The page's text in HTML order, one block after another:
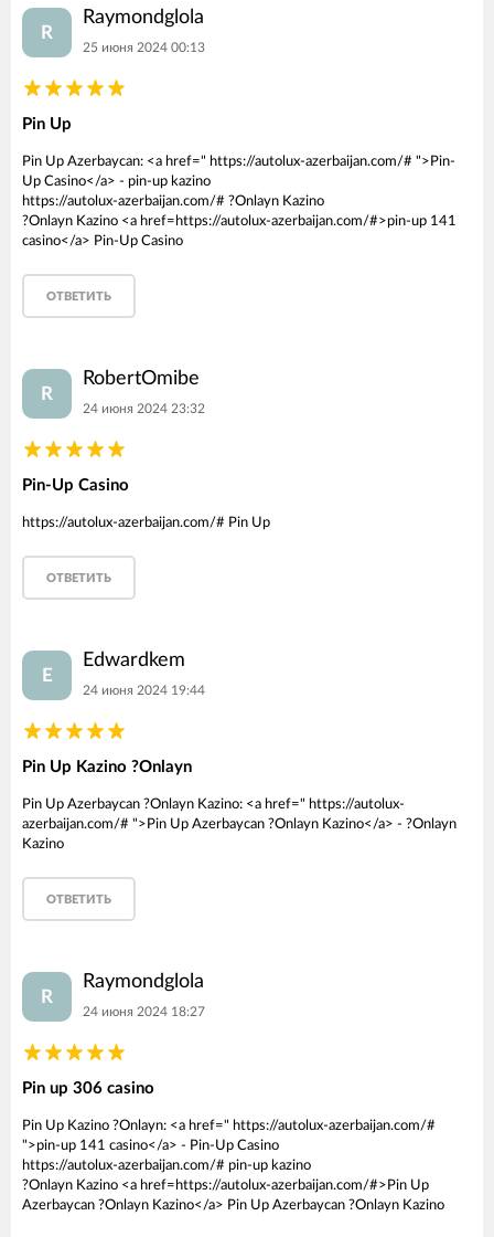
R
Raymondglola
25 июня 2024 00:13
Pin Up
Pin Up Azerbaycan: <a href=" https://autolux-azerbaijan.com/# ">Pin-
Up Casino</a> - pin-up kazino
https://autolux-azerbaijan.com/# ?Onlayn Kazino
?Onlayn Kazino <a href=https://autolux-azerbaijan.com/#>pin-up 141
casino</a> Pin-Up Casino
ОТВЕТИТЬ
R
RobertOmibe
24 июня 2024 23:32
Pin-Up Casino
https://autolux-azerbaijan.com/# Pin Up
ОТВЕТИТЬ
E
Edwardkem
24 июня 2024 19:44
Pin Up Kazino ?Onlayn
Pin Up Azerbaycan ?Onlayn Kazino: <a href=" https://autolux-
azerbaijan.com/# ">Pin Up Azerbaycan ?Onlayn Kazino</a> - ?Onlayn
Kazino
ОТВЕТИТЬ
R
Raymondglola
24 июня 2024 18:27
Pin up 306 casino
Pin Up Kazino ?Onlayn: <a href=" https://autolux-azerbaijan.com/#
">pin-up 141 casino</a> - Pin-Up Casino
https://autolux-azerbaijan.com/# pin-up kazino
?Onlayn Kazino <a href=https://autolux-azerbaijan.com/#>Pin Up
Azerbaycan ?Onlayn Kazino</a> Pin Up Azerbaycan ?Onlayn Kazino